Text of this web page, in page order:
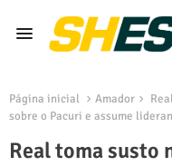
Página inicial Amador
sobre o Pacuri e assume
Real toma susto